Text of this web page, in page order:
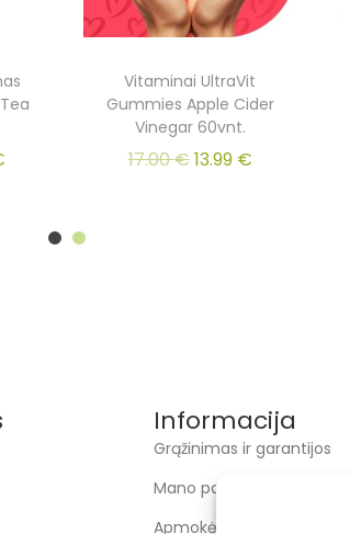
Vitaminai UltraVit
Gummies Apple Cider
Vinegar 60vnt.
17.00€13.99 €
Informacija
Grąžinimas ir garantijos
Mano paskyra
Apmokėjimas